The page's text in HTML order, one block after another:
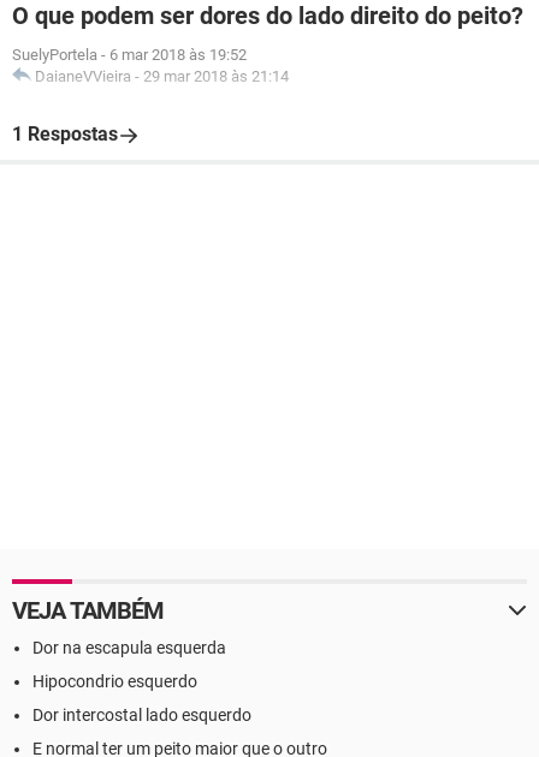
O que podem ser dores do lado direito do peito?
SuelyPortela - 6 mar 2018 às 19:52
DaianeVVieira - 29 mar 2018 às 21:14
1 Respostas
VEJA TAMBÉM
Dor na escapula esquerda
Hipocondrio esquerdo
Dor intercostal lado esquerdo
E normal ter um peito maior que o outro